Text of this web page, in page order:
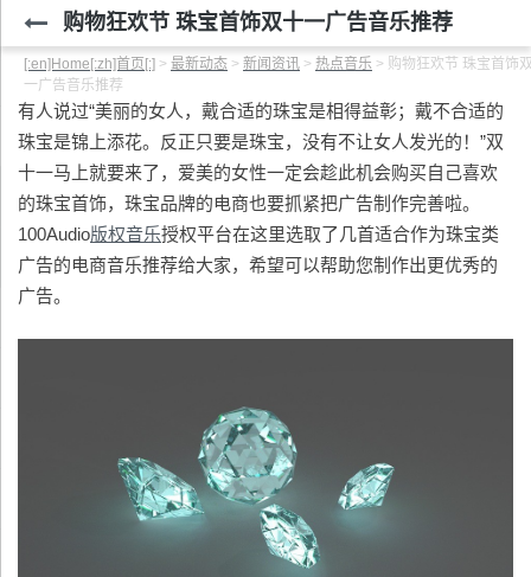
购物狂欢节 珠宝首饰双十一广告音乐推荐
[:en]Home[:zh]首页[:] > 最新动态 > 新闻资讯 > 热点音乐 > 购物狂欢节 珠宝首饰
一广告音乐推荐
有人说过“美丽的女人，戴合适的珠宝是相得益彰；戴不合适的
珠宝是锦上添花。反正只要是珠宝，没有不让女人发光的！”双
十一马上就要来了，爱美的女性一定会趁此机会购买自己喜欢
的珠宝首饰，珠宝品牌的电商也要抓紧把广告制作完善啦。
100Audio版权音乐授权平台在这里选取了几首适合作为珠宝类
广告的电商音乐推荐给大家，希望可以帮助您制作出更优秀的
广告。